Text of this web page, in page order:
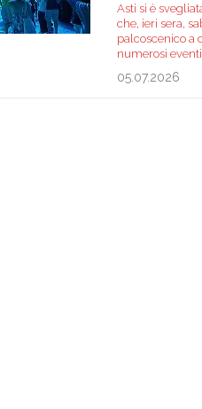
Asti si è
che, ieri sera,
palcoscenico a
numerosi
05.07.2026